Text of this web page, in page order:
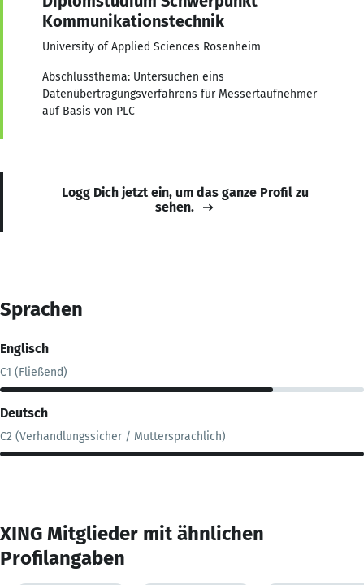
Kommunikationstechnik
University of Applied Sciences Rosenheim
Abschlussthema: Untersuchen eins
Datenübertragungsverfahrens für Messertaufnehmer
auf Basis von PLC
Logg Dich jetzt ein, um das ganze Profil zu
sehen.
Sprachen
Englisch
C1 (Fließend)
Deutsch
C2 (Verhandlungssicher / Muttersprachlich)
XING Mitglieder mit ähnlichen
Profilangaben